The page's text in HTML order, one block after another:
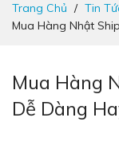
nhanh
đến
Trang Chủ
Tin
Mua Hàng Nhật
Mua Hàng
Dễ Dàng